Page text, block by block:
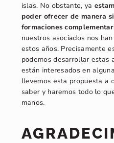
islas. No obstante, ya
poder ofrecer de manera
formaciones
nuestros asociados nos
estos años. Precisamente
podemos desarrollar estas
están interesados en
llevemos esta propuesta a
saber y haremos todo lo
manos.